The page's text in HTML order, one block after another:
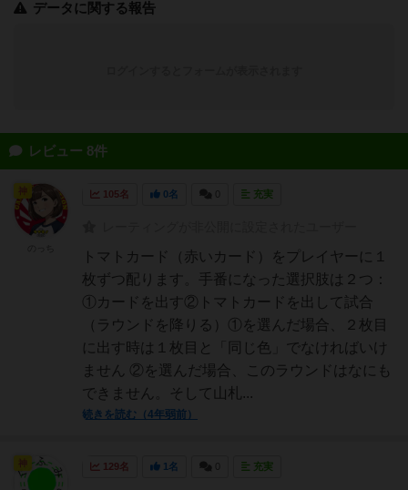
データに関する報告
レビュー 8件
105名 0名 充実
トマトカード（赤いカード）をプレイヤーに１
枚ずつ配ります。手番になった選択肢は２つ：
①カードを出す②トマトカードを出して試合
（ラウンドを降りる）①を選んだ場合、２枚目
に出す時は１枚目と「同じ色」でなければいけ
ません ②を選んだ場合、このラウンドはなにも
できません。そして山札...
続きを読む（4年弱前）
129名 1名 充実